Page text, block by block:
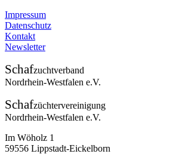
Impressum
Datenschutz
Kontakt
Newsletter
Schafzuchtverband
Nordrhein-Westfalen e.V.
Schafzüchtervereinigung
Nordrhein-Westfalen e.V.
Im Wöholz 1
59556 Lippstadt-Eickelborn